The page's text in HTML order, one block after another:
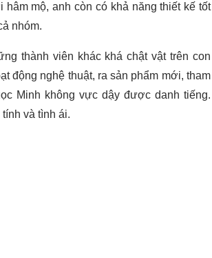
hâm mộ, anh còn có khả năng thiết kế tốt
nhóm.
thành viên khác khá chật vật trên con
động nghệ thuật, ra sản phẩm mới, tham
Minh không vực dậy được danh tiếng.
và tình ái.